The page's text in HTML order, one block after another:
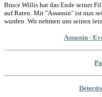
Bruce Willis hat das Ende seiner
auf Raten. Mit "Assassin" ist nun
wurden. Wir nehmen uns seinen
Assassin -